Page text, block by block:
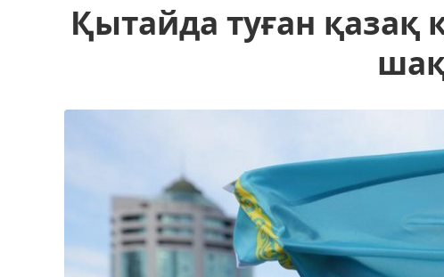
Қытайда туған қазақ